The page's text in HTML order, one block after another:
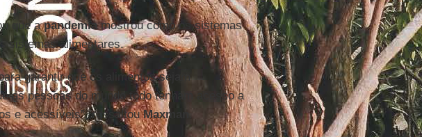
que apandemiamostrou como os sistemas
sistemas alimentares.
garantir que os alimentos sejam
as pessoas do mundo todo tenham acesso a
e acessíveis”, ressaltouMaxman .